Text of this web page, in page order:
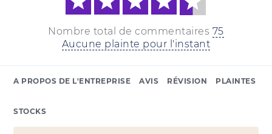
Nombre total de commentaires 75
Aucune plainte pour l'instant
A PROPOS DE L'ENTREPRISE AVIS RÉVISION PLAINTES
STOCKS